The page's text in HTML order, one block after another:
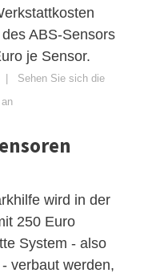
ABS-Sensors
je Sensor.
| Sehen Sie sich die
wird in der
250 Euro
System - also
verbaut werden,